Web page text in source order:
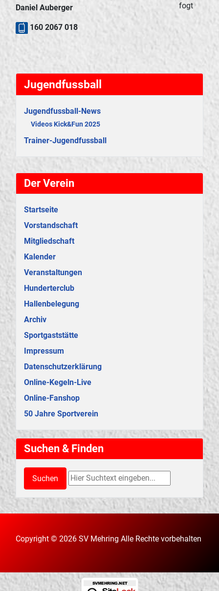
Der Verein
Startseite
Vorstandschaft
Mitgliedschaft
Kalender
Veranstaltungen
Hunderterclub
Hallenbelegung
Archiv
Sportgaststätte
Impressum
Datenschutzerklärung
Online-Kegeln-Live
Online-Fanshop
50 Jahre Sportverein
Suchen & Finden
Suchen
Suchen & Finden
Daniel Auberger
160 2067 018
fogt
Jugendfussball
Jugendfussball-News
Videos Kick&Fun 2025
Trainer-Jugendfussball
Copyright © 2026 SV Mehring Alle Rechte vorbehalten